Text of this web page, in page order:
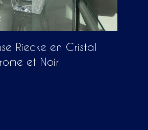
Riecke en Cristal
et Noir